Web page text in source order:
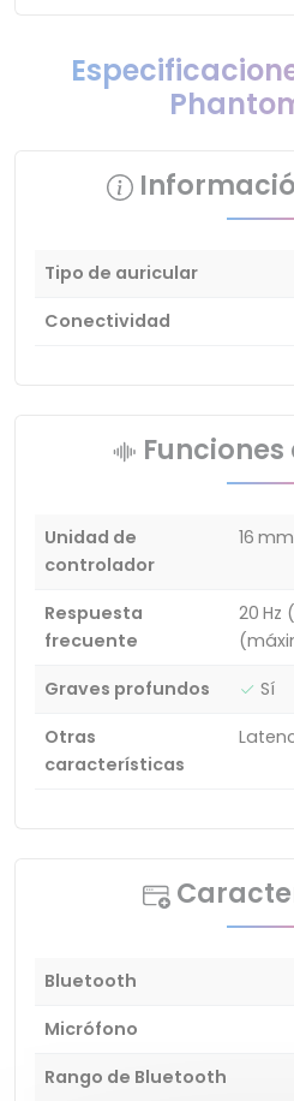
Tipo de auricular
Conectividad
Unidad de
controlador
16 mm
Respuesta
frecuente
20 Hz
Graves profundos
Sí
Otras
características
Bluetooth
Micrófono
Rango de Bluetooth